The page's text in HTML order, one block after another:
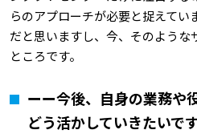
らのアプローチが必要と捉えて
だと思いますし、今、そのような
ところです。
ーー今後、自身の業務や
どう活かしていきたいで